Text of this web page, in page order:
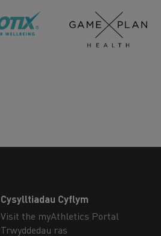
Cysylltiadau Cyflym
Visit the myAthletics Portal
Trwyddedau ras